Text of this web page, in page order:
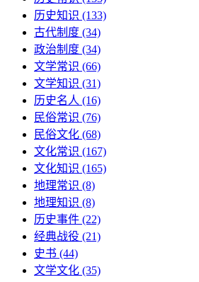
历史知识 (133)
古代制度 (34)
政治制度 (34)
文学常识 (66)
文学知识 (31)
历史名人 (16)
民俗常识 (76)
民俗文化 (68)
文化常识 (167)
文化知识 (165)
地理常识 (8)
地理知识 (8)
历史事件 (22)
经典战役 (21)
史书 (44)
文学文化 (35)